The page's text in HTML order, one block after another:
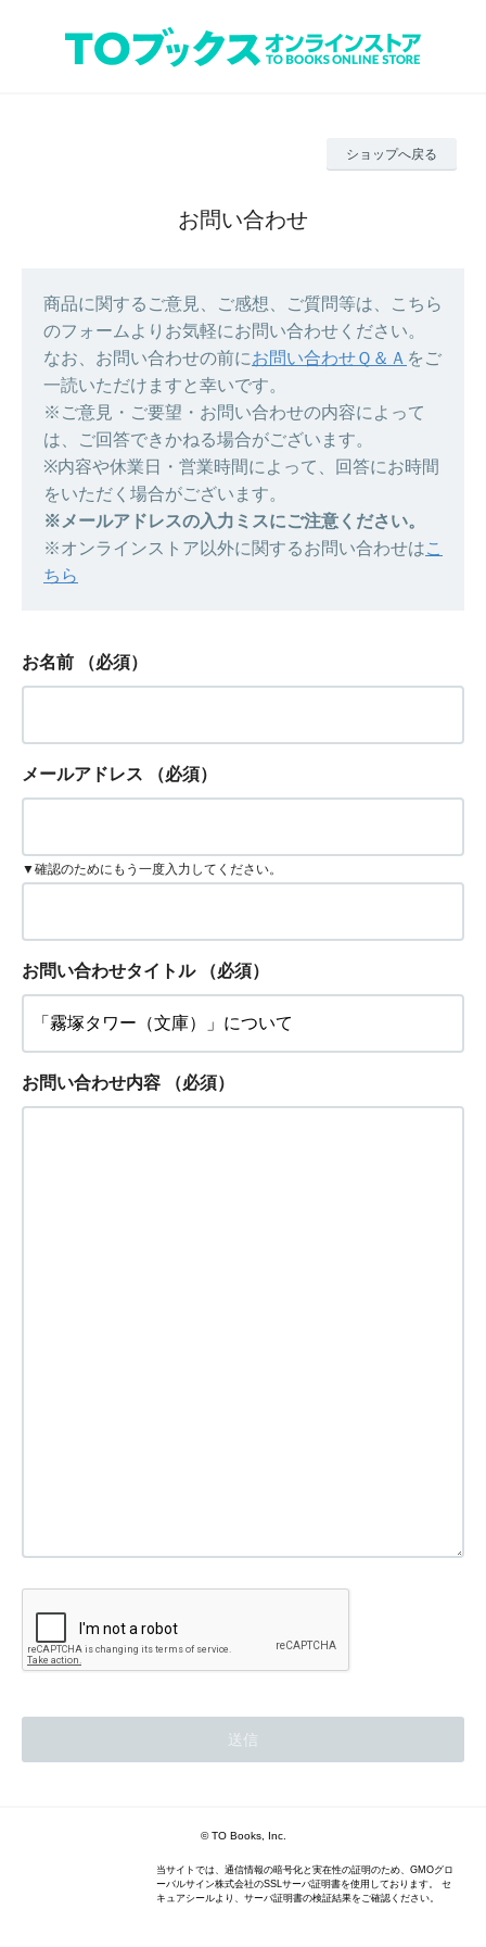
ショップへ戻る
お問い合わせ
商品に関するご意見、ご感想、ご質問等は、こちら
のフォームよりお気軽にお問い合わせください。
なお、お問い合わせの前にお問い合わせＱ＆Ａ をご
一読いただけますと幸いです。
※ご意見・ご要望・お問い合わせの内容によって
は、ご回答できかねる場合がございます。
※内容や休業日・営業時間によって、回答にお時間
をいただく場合がございます。
※メールアドレスの入力ミスにご注意ください。
※オンラインストア以外に関するお問い合わせはこ
ちら
お名前 （必須）
メールアドレス （必須）
▼確認のためにもう一度入力してください。
お問い合わせタイトル （必須）
お問い合わせ内容 （必須）
© TO Books, Inc.
当サイトでは、通信情報の暗号化と実在性の証明のため、GMOグロ
ーバルサイン株式会社のSSLサーバ証明書を使用しております。 セ
キュアシールより、サーバ証明書の検証結果をご確認ください。